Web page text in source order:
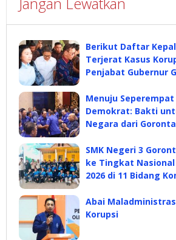
Berikut Daftar
Terjerat Kasus
Penjabat Gubernur
Menuju
Demokrat: Bakti
Negara dari
SMK Negeri 3
ke Tingkat Nasional
2026 di 11 Bidang
Abai
Korupsi